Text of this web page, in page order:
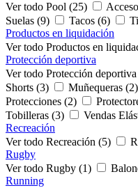
Ver todo Pool (25)
Suelas (9)
Tacos (6)
Productos en liquidación
Ver todo Productos en
Protección deportiva
Ver todo Protección
Shorts (3)
Muñequeras (2)
Protecciones (2)
Tobilleras (3)
Vendas
Recreación
Ver todo Recreación (5)
Rugby
Ver todo Rugby (1)
Running